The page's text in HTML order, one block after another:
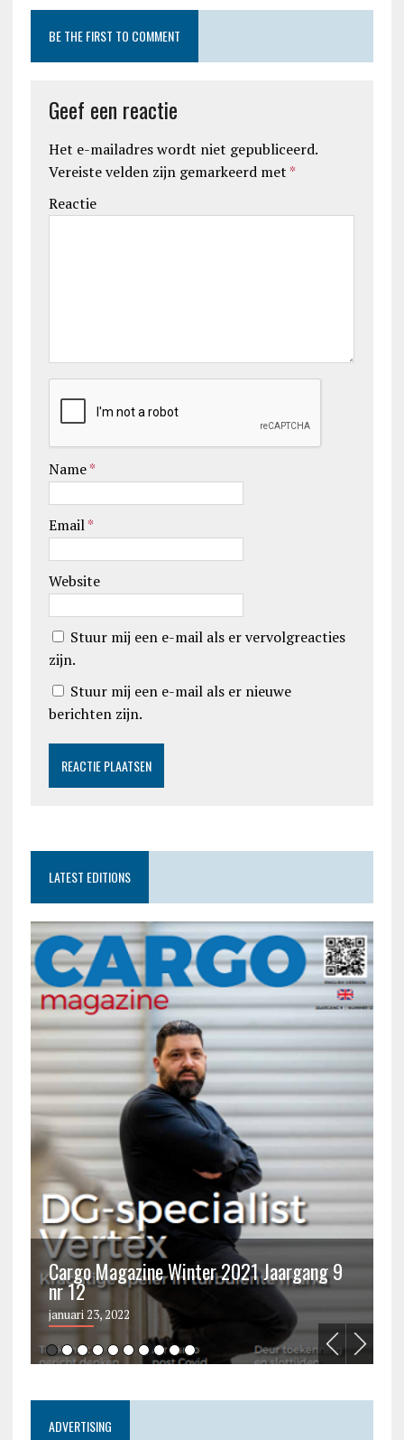
BE THE FIRST TO COMMENT
Geef een reactie
Het e-mailadres wordt niet gepubliceerd.
Vereiste velden zijn gemarkeerd met *
Reactie
Name*
Email*
Website
Stuur mij een e-mail als er vervolgreacties
zijn.
Stuur mij een e-mail als er nieuwe
berichten zijn.
LATEST EDITIONS
Cargo Magazine Winter 2021 Jaargang 9
nr 12
januari 23, 2022
ADVERTISING